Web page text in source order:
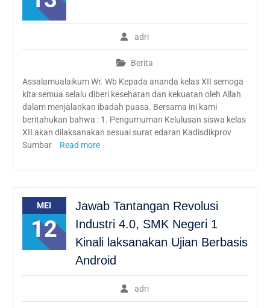
adri
Berita
Assalamualaikum Wr. Wb Kepada ananda kelas XII semoga
kita semua selalu diberi kesehatan dan kekuatan oleh Allah
dalam menjalankan ibadah puasa. Bersama ini kami
beritahukan bahwa : 1. Pengumuman Kelulusan siswa kelas
XII akan dilaksanakan sesuai surat edaran Kadisdikprov
Sumbar
Read more
MEI
12
Jawab Tantangan Revolusi
Industri 4.0, SMK Negeri 1
Kinali laksanakan Ujian Berbasis
Android
adri